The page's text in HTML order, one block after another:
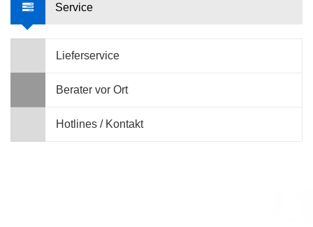
Service
Lieferservice
Berater vor Ort
Hotlines / Kontakt